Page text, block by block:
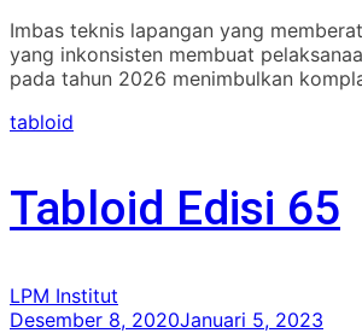
Imbas teknis lapangan yang
yang inkonsisten membuat
pada tahun 2026 menimbulkan
tabloid
Tabloid Edisi 65
LPM Institut
Desember 8, 2020Januari 5, 2023